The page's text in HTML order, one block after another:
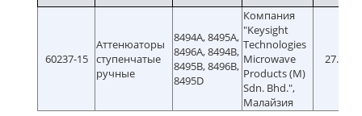
60237-15
Аттенюаторы
ступенчатые
ручные
8494A, 8495A,
8496A, 8494B,
8495B, 8496B,
8495D
Компания
"Keysight
Technologies
Microwave
Products (M)
Sdn. Bhd.",
Малайзия